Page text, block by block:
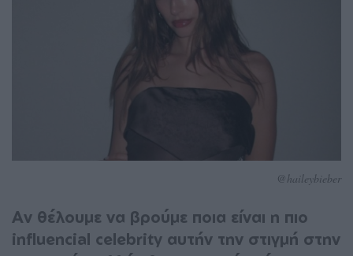
@haileybieber
Αν θέλουμε να βρούμε ποια είναι η πιο
influencial celebrity αυτήν την στιγμή στην